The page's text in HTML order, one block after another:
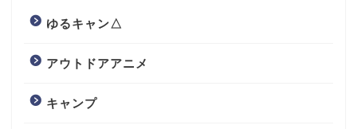
ゆるキャン△
アウトドアアニメ
キャンプ